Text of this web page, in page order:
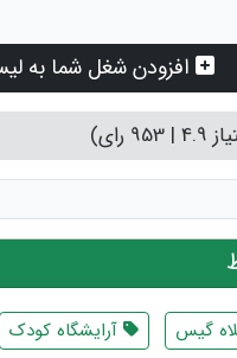
افزودن شغل شما به
رای)
گیس آرایشگاه کودک